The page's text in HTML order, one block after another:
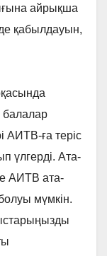
айрықша
қабылдауын,
балалар
АИТВ-ға теріс
үлгерді. Ата-
АИТВ ата-
мүмкін.